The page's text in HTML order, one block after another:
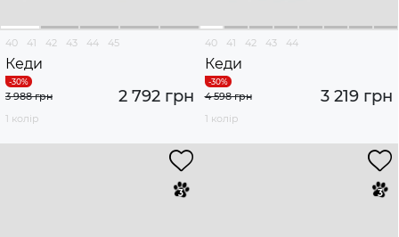
40 41 42 43 44 45
Кеди
2 792 грн
3 988 грн
1 колір
40 41 42 43 44
Кеди
3 219 грн
4 598 грн
1 колір